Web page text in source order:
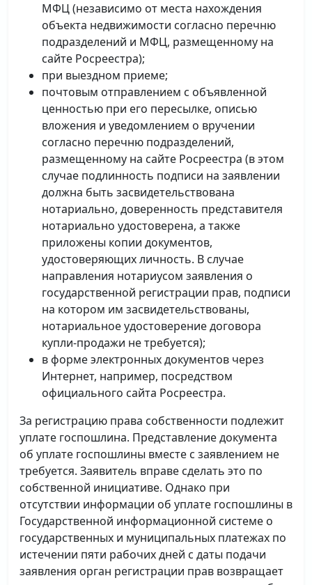
МФЦ (независимо от места нахождения
объекта недвижимости согласно перечню
подразделений и МФЦ, размещенному на
сайте Росреестра);
при выездном приеме;
почтовым отправлением с объявленной
ценностью при его пересылке, описью
вложения и уведомлением о вручении
согласно перечню подразделений,
размещенному на сайте Росреестра (в этом
случае подлинность подписи на заявлении
должна быть засвидетельствована
нотариально, доверенность представителя
нотариально удостоверена, а также
приложены копии документов,
удостоверяющих личность. В случае
направления нотариусом заявления о
государственной регистрации прав, подписи
на котором им засвидетельствованы,
нотариальное удостоверение договора
купли-продажи не требуется);
в форме электронных документов через
Интернет, например, посредством
официального сайта Росреестра.
За регистрацию права собственности подлежит
уплате госпошлина. Представление документа
об уплате госпошлины вместе с заявлением не
требуется. Заявитель вправе сделать это по
собственной инициативе. Однако при
отсутствии информации об уплате госпошлины в
Государственной информационной системе о
государственных и муниципальных платежах по
истечении пяти рабочих дней с даты подачи
заявления орган регистрации прав возвращает